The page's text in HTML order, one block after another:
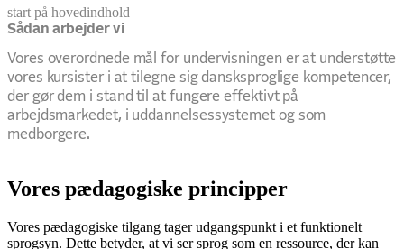
start på hovedindhold
Sådan arbejder vi
Vores overordnede mål for undervisningen er at understøtte
vores kursister i at tilegne sig dansksproglige kompetencer,
der gør dem i stand til at fungere effektivt på
arbejdsmarkedet, i uddannelsessystemet og som
medborgere.
senest opdateret 2. februar 2026
Vores pædagogiske principper
Vores pædagogiske tilgang tager udgangspunkt i et funktionelt
sprogsyn. Dette betyder, at vi ser sprog som en ressource, der kan